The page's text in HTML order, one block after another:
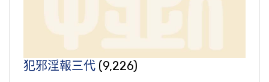
犯邪淫報三代 (9,226)